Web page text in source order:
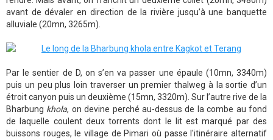
avant de dévaler en direction de la rivière jusqu’à une banquette
alluviale (20mn, 3265m).
Par le sentier de D, on s’en va passer une épaule (10mn, 3340m)
puis un peu plus loin traverser un premier thalweg à la sortie d’un
étroit canyon puis un deuxième (15mn, 3320m). Sur l’autre rive de la
Bharbung khola, on devine perché au-dessus de la combe au fond
de laquelle coulent deux torrents dont le lit est marqué par des
buissons rouges, le village de Pimari où passe l'itinéraire alternatif